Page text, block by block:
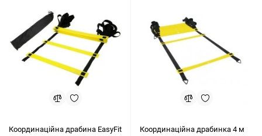
Координаційна драбина EasyFit
Координаційна драбинка 4 м